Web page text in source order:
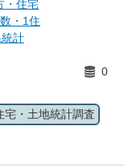
・住宅
・1住
計
0
宅・土地統計調査